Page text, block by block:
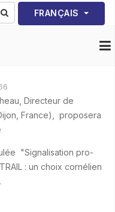
Sélectionnez votre
FRANÇAIS
Directeur de
France), proposera
"Signalisation pro-
: un choix cornélien